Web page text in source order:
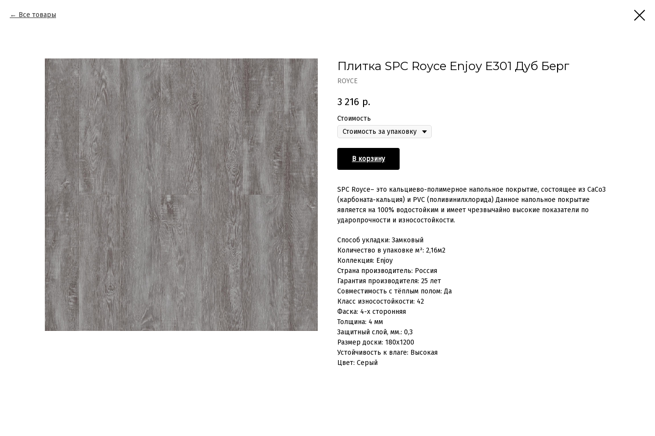
Все товары
Плитка SPC Royce Enjoy Е301 Дуб Берг
ROYCE
3 216 р.
Стоимость
В корзину
SPC Royce– это кальциево-полимерное напольное покрытие, состоящее из CaCo3
(карбоната-кальция) и PVC (поливинилхлорида) Данное напольное покрытие
является на 100% водостойким и имеет чрезвычайно высокие показатели по
ударопрочности и износостойкости.
Способ укладки: Замковый
Количество в упаковке м²: 2,16м2
Коллекция: Enjoy
Страна производитель: Россия
Гарантия производителя: 25 лет
Совместимость с тёплым полом: Да
Класс износостойкости: 42
Фаска: 4-х сторонняя
Толщина: 4 мм
Защитный слой, мм.: 0,3
Размер доски: 180x1200
Устойчивость к влаге: Высокая
Цвет: Серый